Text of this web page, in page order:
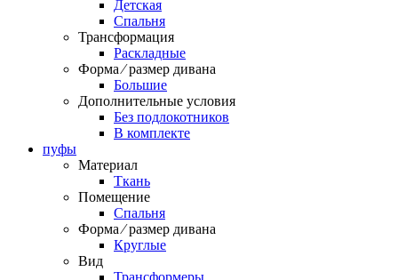
Детская
Спальня
Трансформация
Раскладные
Форма ⁄ размер дивана
Большие
Дополнительные условия
Без подлокотников
В комплекте
пуфы
Материал
Ткань
Помещение
Спальня
Форма ⁄ размер дивана
Круглые
Вид